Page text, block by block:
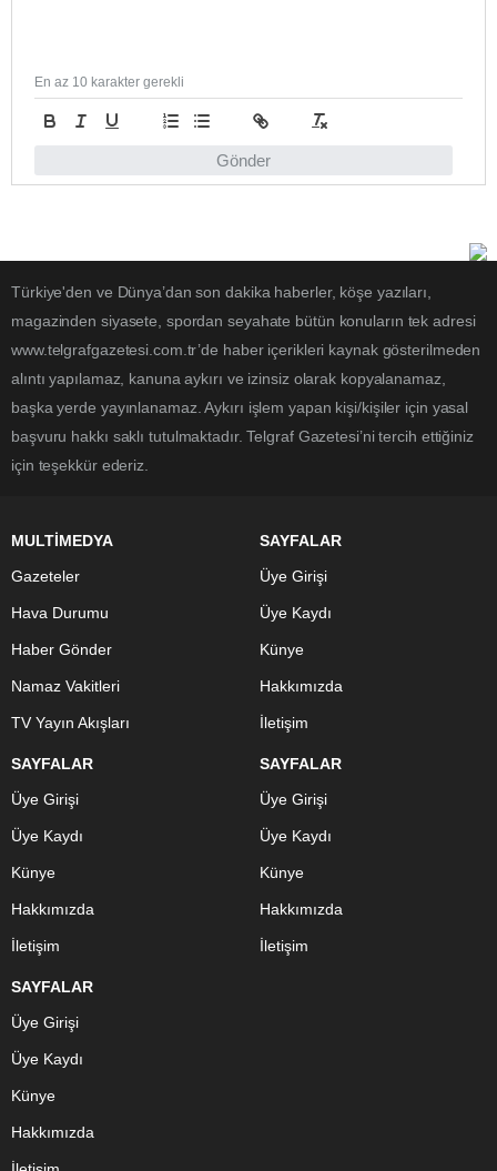
Gönder
En az 10 karakter gerekli
Türkiye'den ve Dünya’dan son dakika haberler, köşe yazıları,
magazinden siyasete, spordan seyahate bütün konuların tek adresi
www.telgrafgazetesi.com.tr’de haber içerikleri kaynak gösterilmeden
alıntı yapılamaz, kanuna aykırı ve izinsiz olarak kopyalanamaz,
başka yerde yayınlanamaz. Aykırı işlem yapan kişi/kişiler için yasal
başvuru hakkı saklı tutulmaktadır. Telgraf Gazetesi’ni tercih ettiğiniz
için teşekkür ederiz.
MULTİMEDYA
Gazeteler
Hava Durumu
Haber Gönder
Namaz Vakitleri
TV Yayın Akışları
SAYFALAR
Üye Girişi
Üye Kaydı
Künye
Hakkımızda
İletişim
SAYFALAR
Üye Girişi
Üye Kaydı
Künye
Hakkımızda
İletişim
SAYFALAR
Üye Girişi
Üye Kaydı
Künye
Hakkımızda
İletişim
SAYFALAR
Üye Girişi
Üye Kaydı
Künye
Hakkımızda